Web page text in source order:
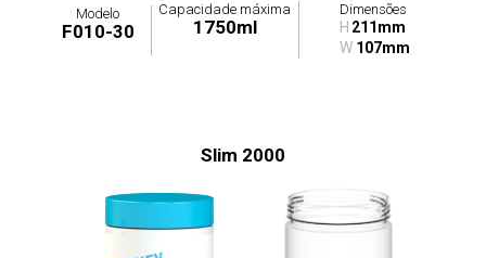
Modelo
F010-30
Capacidade máxima
1750ml
Dimensões
H 211mm
W 107mm
Slim 2000